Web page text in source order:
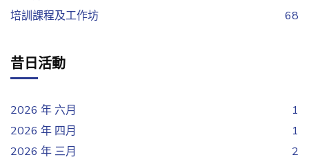
培訓課程及工作坊
68
昔日活動
2026 年 六月
1
2026 年 四月
1
2026 年 三月
2